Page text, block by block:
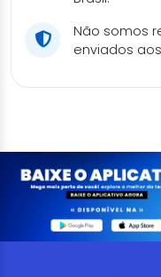
Não somos
enviados